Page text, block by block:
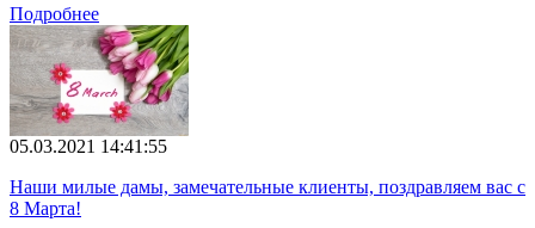
Подробнее
05.03.2021 14:41:55
Наши милые дамы, замечательные клиенты, поздравляем вас с
8 Марта!